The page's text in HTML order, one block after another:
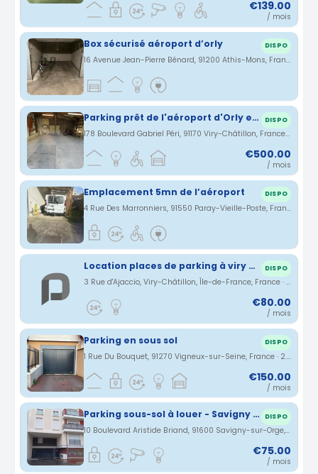
€139.00
/ mois
Box sécurisé aéroport d’orly DISPO
16 Avenue Jean-Pierre Bénard, 91200 Athis-Mons, France · 2.1 km
Parking prêt de l'aéroport d'Orly et Gare de Juvisy DISPO
178 Boulevard Gabriel Péri, 91170 Viry-Châtillon, France · 2.1 km
€500.00
/ mois
Emplacement 5mn de l’aéroport DISPO
4 Rue Des Marronniers, 91550 Paray-Vieille-Poste, France · 2.7 km
Location places de parking à viry Châtillon 3 rue Ajaccio DISPO
3 Rue d'Ajaccio, Viry-Châtillon, Île-de-France, France · 2.71 km
€80.00
/ mois
Parking en sous sol DISPO
1 Rue Du Bouquet, 91270 Vigneux-sur-Seine, France · 2.8 km
€150.00
/ mois
Parking sous-sol à louer - Savigny Sur Orge DISPO
10 Boulevard Aristide Briand, 91600 Savigny-sur-Orge, France · 2.84 km
€75.00
/ mois